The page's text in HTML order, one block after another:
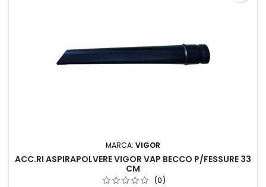
MARCA: VIGOR
ACC.RI ASPIRAPOLVERE VIGOR VAP BECCO P/FESSURE 33
CM
(0)